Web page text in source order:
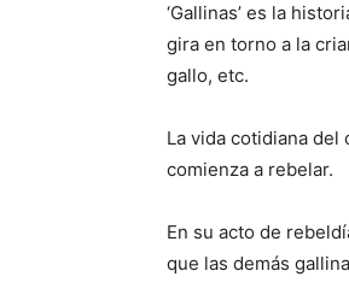
‘Gallinas’ es la
gira en torno a la
gallo, etc.
La vida cotidiana
comienza a rebelar.
En su acto de
que las demás